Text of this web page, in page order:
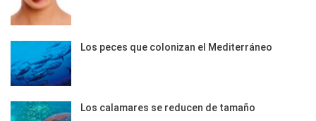
Los peces que colonizan el Mediterráneo
Los calamares se reducen de tamaño